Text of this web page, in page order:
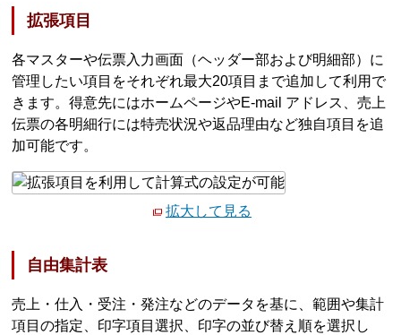
拡張項目
各マスターや伝票入力画面（ヘッダー部および明細部）に
管理したい項目をそれぞれ最大20項目まで追加して利用で
きます。得意先にはホームページやE-mail アドレス、売上
伝票の各明細行には特売状況や返品理由など独自項目を追
加可能です。
拡大して見る
自由集計表
売上・仕入・受注・発注などのデータを基に、範囲や集計
項目の指定、印字項目選択、印字の並び替え順を選択し